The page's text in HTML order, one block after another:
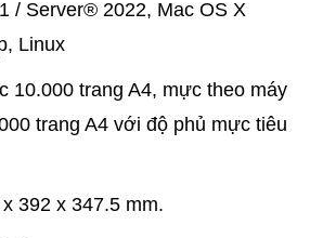
/ Server® 2022, Mac OS X
Linux
10.000 trang A4, mực theo máy
trang A4 với độ phủ mực tiêu
392 x 347.5 mm.